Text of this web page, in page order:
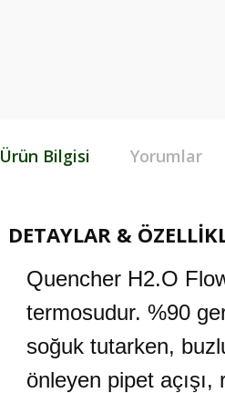
Ürün Bilgisi Yorumlar
DETAYLAR &
Quencher H2.O
termosudur. %90
soğuk tutarken,
önleyen pipet